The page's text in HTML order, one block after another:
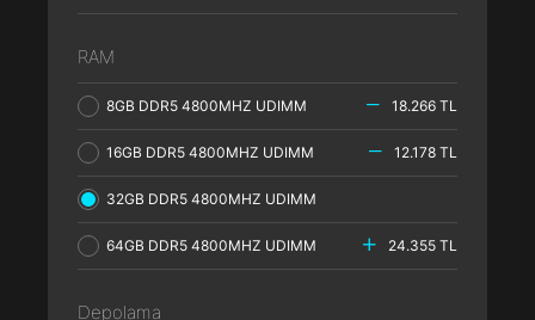
RAM
8GB DDR5 4800MHZ UDIMM 18.266 TL
16GB DDR5 4800MHZ UDIMM 12.178 TL
32GB DDR5 4800MHZ UDIMM
64GB DDR5 4800MHZ UDIMM 24.355 TL
Depolama